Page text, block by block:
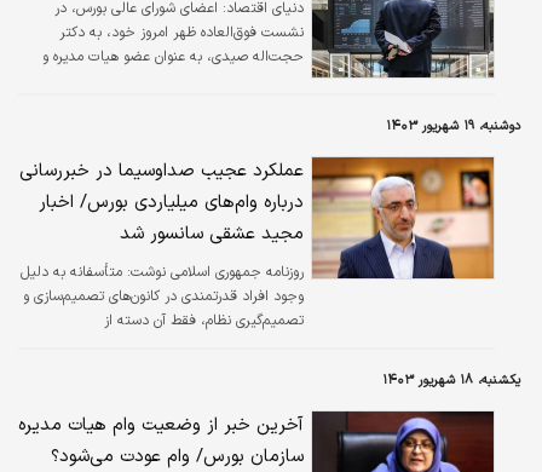
دنیای اقتصاد: اعضای شورای عالی بورس، در
نشست فوق‌العاده ظهر امروز خود، به دکتر
حجت‌اله صیدی، به عنوان عضو هیات مدیره و
دوشنبه، ۱۹ شهریور ۱۴۰۳
عملکرد عجیب صداوسیما در خبررسانی
درباره وام‌های میلیاردی بورس/ اخبار
مجید عشقی سانسور شد
روزنامه جمهوری اسلامی نوشت: متأسفانه به دلیل
وجود افراد قدرتمندی در کانون‌های تصمیم‌سازی و
تصمیم‌گیری نظام، فقط آن دسته از
زمینه‌هائی مانند تبلیغات مذهبی فعالیت می‌کنند
از امتیازات ویژه و حمایت‌های رانتی برخوردارند.
یکشنبه، ۱۸ شهریور ۱۴۰۳
آخرین خبر از وضعیت وام هیات مدیره
سازمان بورس/ وام عودت می‌شود؟